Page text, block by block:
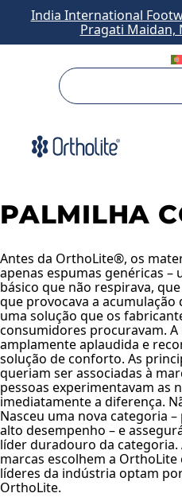
India International
Pragati Maidan,
PALMILHA
Antes da OrthoLite®, os
apenas espumas genéricas
básico que não respirava,
que provocava a acumulação
uma solução que os
consumidores procuravam.
amplamente aplaudida e
solução de conforto. As
queriam ser associadas à
pessoas experimentavam as
imediatamente a diferença.
Nasceu uma nova categoria
alto desempenho – e
líder duradouro da categoria.
marcas escolhem a
líderes da indústria optam
OrthoLite.